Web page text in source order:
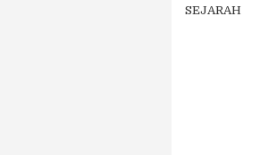
SEJARAH